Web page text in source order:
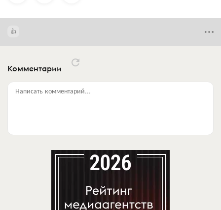
Комментарии
Написать комментарий...